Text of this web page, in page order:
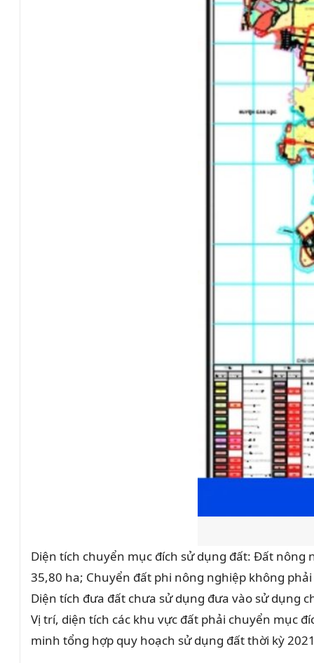
Diện tích chuyển mục đích sử dụng đất: Đất
35,80 ha; Chuyển đất phi nông nghiệp không
Diện tích đưa đất chưa sử dụng đưa vào sử dụng
Vị trí, diện tích các khu vực đất phải chuyển mục
minh tổng hợp quy hoạch sử dụng đất thời kỳ